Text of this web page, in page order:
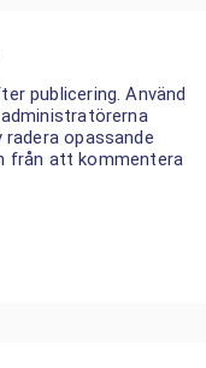
publicering. Använd
opassande
från att kommentera